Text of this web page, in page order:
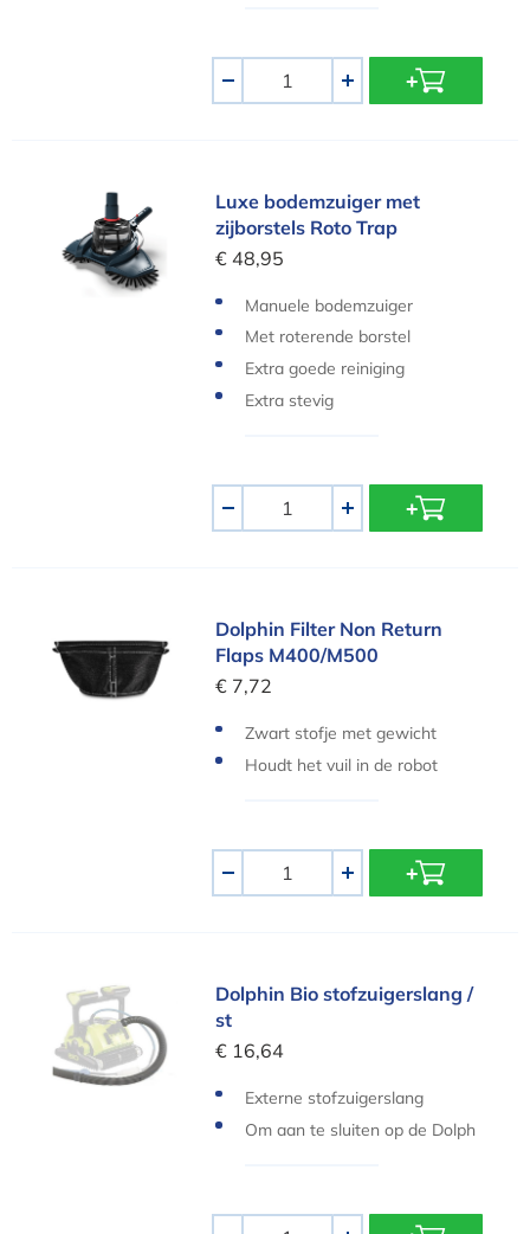
+
Luxe bodemzuiger met zijborstels Roto Trap
Luxe bodemzuiger met
zijborstels Roto Trap
€ 48,95
Manuele bodemzuiger
Met roterende borstel
Extra goede reiniging
Extra stevig
+
Dolphin Filter Non Return Flaps M400/M500
Dolphin Filter Non Return
Flaps M400/M500
€ 7,72
Zwart stofje met gewicht
Houdt het vuil in de robot
+
Dolphin Bio stofzuigerslang / st
Dolphin Bio stofzuigerslang /
st
€ 16,64
Externe stofzuigerslang
Om aan te sluiten op de Dolph